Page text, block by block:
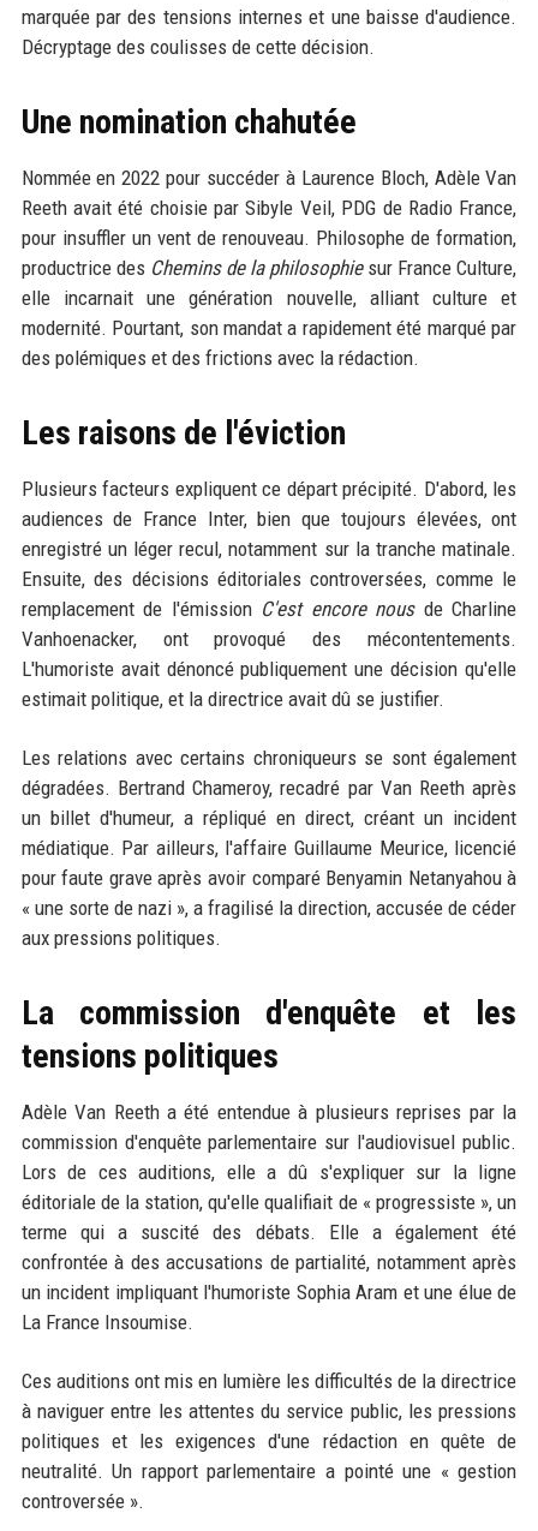
marquée par des tensions internes et une baisse d'audience.
Décryptage des coulisses de cette décision.
Une nomination chahutée
Nommée en 2022 pour succéder à Laurence Bloch, Adèle Van
Reeth avait été choisie par Sibyle Veil, PDG de Radio France,
pour insuffler un vent de renouveau. Philosophe de formation,
productrice des Chemins de la philosophiesur France Culture,
elle incarnait une génération nouvelle, alliant culture et
modernité. Pourtant, son mandat a rapidement été marqué par
des polémiques et des frictions avec la rédaction.
Les raisons de l'éviction
Plusieurs facteurs expliquent ce départ précipité. D'abord, les
audiences de France Inter, bien que toujours élevées, ont
enregistré un léger recul, notamment sur la tranche matinale.
Ensuite, des décisions éditoriales controversées, comme le
remplacement de l'émission C'est encore nousde Charline
Vanhoenacker, ont provoqué des mécontentements.
L'humoriste avait dénoncé publiquement une décision qu'elle
estimait politique, et la directrice avait dû se justifier.
Les relations avec certains chroniqueurs se sont également
dégradées. Bertrand Chameroy, recadré par Van Reeth après
un billet d'humeur, a répliqué en direct, créant un incident
médiatique. Par ailleurs, l'affaire Guillaume Meurice, licencié
pour faute grave après avoir comparé Benyamin Netanyahou à
« une sorte de nazi », a fragilisé la direction, accusée de céder
aux pressions politiques.
La commission d'enquête et les
tensions politiques
Adèle Van Reeth a été entendue à plusieurs reprises par la
commission d'enquête parlementaire sur l'audiovisuel public.
Lors de ces auditions, elle a dû s'expliquer sur la ligne
éditoriale de la station, qu'elle qualifiait de « progressiste », un
terme qui a suscité des débats. Elle a également été
confrontée à des accusations de partialité, notamment après
un incident impliquant l'humoriste Sophia Aram et une élue de
La France Insoumise.
Ces auditions ont mis en lumière les difficultés de la directrice
à naviguer entre les attentes du service public, les pressions
politiques et les exigences d'une rédaction en quête de
neutralité. Un rapport parlementaire a pointé une « gestion
controversée ».